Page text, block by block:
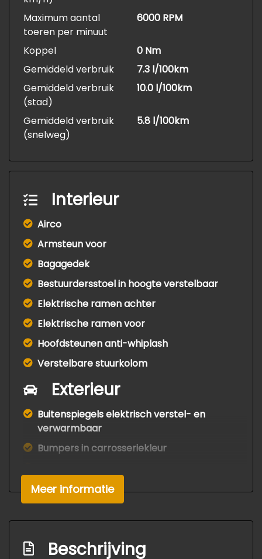
Maximum aantal
toeren per minuut
6000 RPM
Koppel
0 Nm
Gemiddeld verbruik
7.3 l/100km
Gemiddeld verbruik
(stad)
10.0 l/100km
Gemiddeld verbruik
(snelweg)
5.8 l/100km
Interieur
Airco
Armsteun voor
Bagagedek
Bestuurdersstoel in hoogte verstelbaar
Elektrische ramen achter
Elektrische ramen voor
Hoofdsteunen anti-whiplash
Verstelbare stuurkolom
Exterieur
Buitenspiegels elektrisch verstel- en
verwarmbaar
Bumpers in carrosseriekleur
afstandsbediening
Lichtmetalen velgen 15"
Mistlampen voor
Mistlampen voor
Meer informatie
Beschrijving